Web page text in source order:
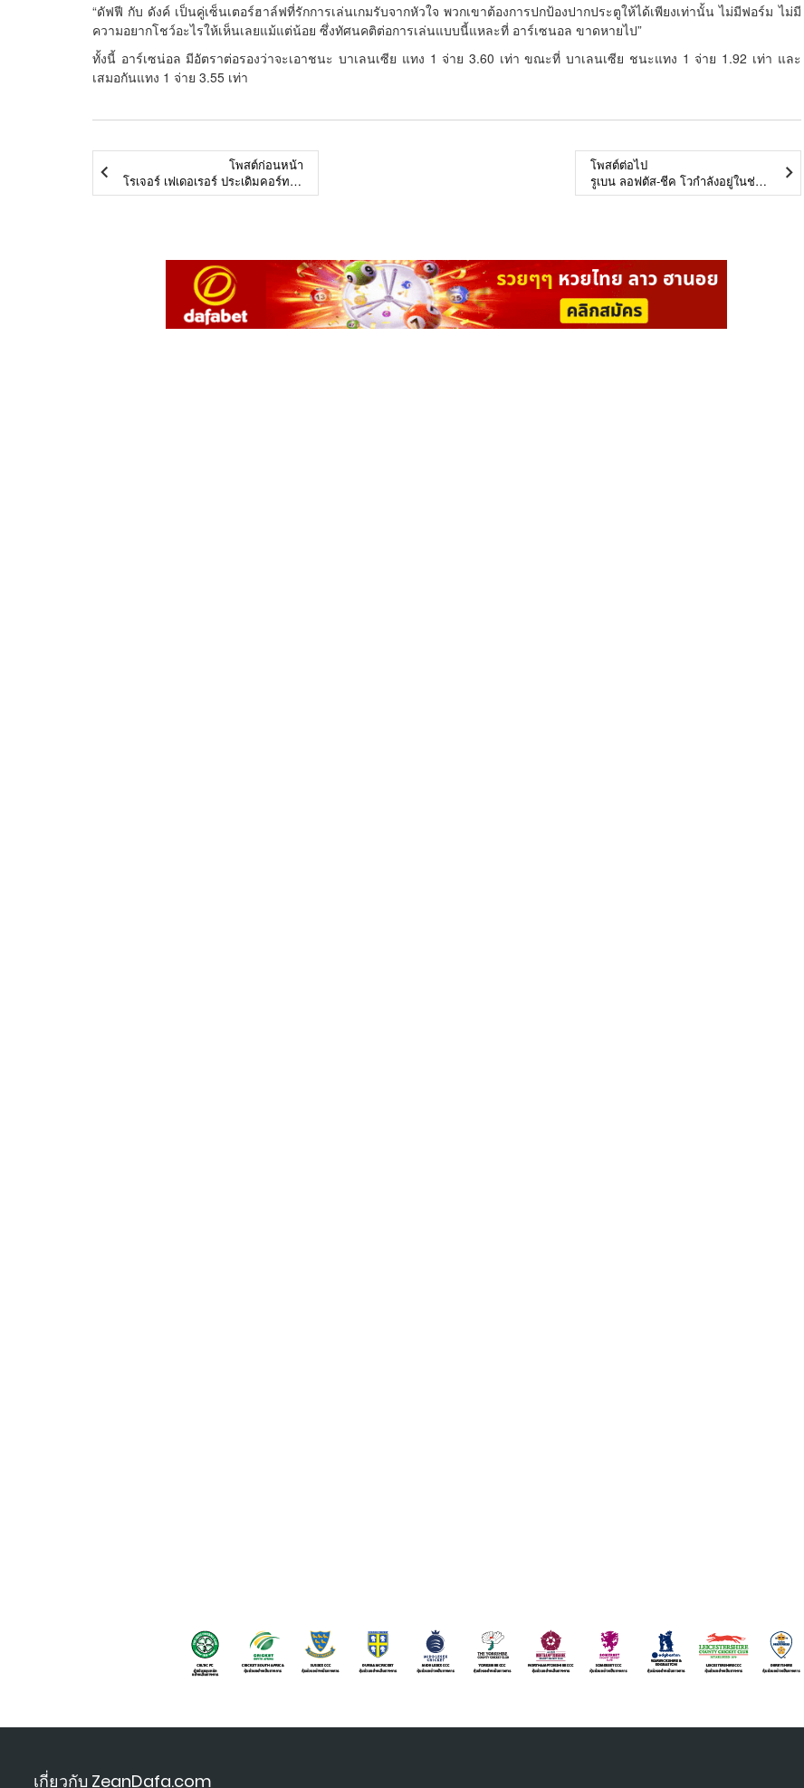
“ดัฟฟี กับ ดังค์ เป็นคู่เซ็นเตอร์ฮาล์ฟที่รักการเล่นเกมรับจากหัวใจ พวกเขาต้องการปกป้องปากประตูให้ได้เพียงเท่านั้น ไม่มีฟอร์ม ไม่มี
ความอยากโชว์อะไรให้เห็นเลยแม้แต่น้อย ซึ่งทัศนคติต่อการเล่นแบบนี้แหละที่ อาร์เซนอล ขาดหายไป”
ทั้งนี้ อาร์เซน่อล มีอัตราต่อรองว่าจะเอาชนะ บาเลนเซีย แทง 1 จ่าย 3.60 เท่า ขณะที่ บาเลนเซีย ชนะแทง 1 จ่าย 1.92 เท่า และ
เสมอกันแทง 1 จ่าย 3.55 เท่า
โพสต์ก่อนหน้า
โรเจอร์ เฟเดอเรอร์ ประเดิมคอร์ทดินสวยในรอบสามปี รายการ มาดริด โอเพ่น
โพสต์ต่อไป
รูเบน ลอฟตัส-ชีค โวกำลังอยู่ในช่วงที่ดีที่สุดของอาชีพกับ เชลซี
เกี่ยวกับ ZeanDafa.com